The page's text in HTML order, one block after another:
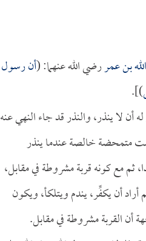
بن عمررضي الله عنهما: (أن رسول
)].
أن لا ينذر، والنذر قد جاء النهي عنه
متمحضة خالصة عندما ينذر
ثم مع كونه قربة مشروطة في مقابل،
أن يكفِّر، يندم ويتلكأ، ويكون
القربة مشروطة في مقابل.